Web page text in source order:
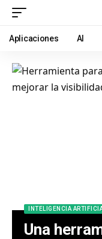
Aplicaciones AI
INTELIGENCIA
Una